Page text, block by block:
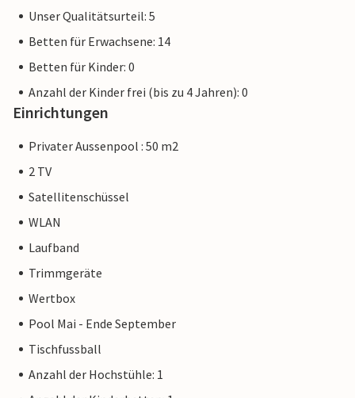
Unser Qualitätsurteil: 5
Betten für Erwachsene: 14
Betten für Kinder: 0
Anzahl der Kinder frei (bis zu 4 Jahren): 0
Einrichtungen
Privater Aussenpool : 50 m2
2 TV
Satellitenschüssel
WLAN
Laufband
Trimmgeräte
Wertbox
Pool Mai - Ende September
Tischfussball
Anzahl der Hochstühle: 1